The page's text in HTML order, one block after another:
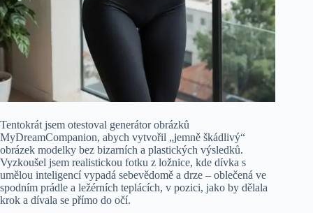
Tentokrát jsem otestoval generátor obrázků
MyDreamCompanion, abych vytvořil „jemně škádlivý“
obrázek modelky bez bizarních a plastických výsledků.
Vyzkoušel jsem realistickou fotku z ložnice, kde dívka s
umělou inteligencí vypadá sebevědomě a drze – oblečená ve
spodním prádle a ležérních teplácích, v pozici, jako by dělala
krok a dívala se přímo do očí.